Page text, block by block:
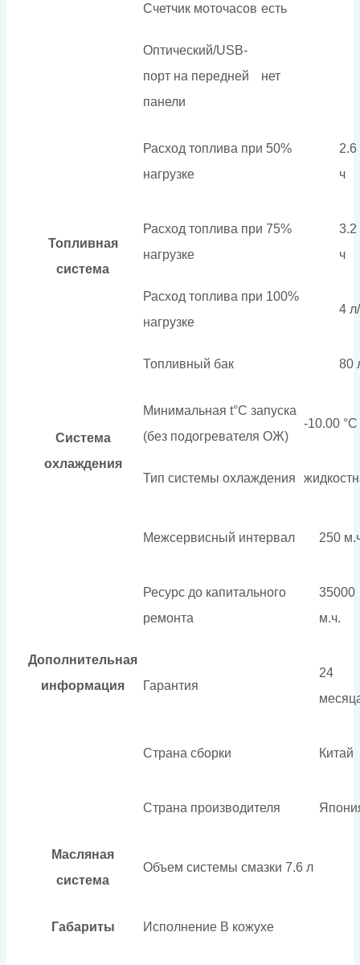
Счетчик моточасов есть
Оптический/USB-
порт на передней
панели
нет
Топливная
система
Расход топлива при 50%
нагрузке
2.6
ч
Расход топлива при 75%
нагрузке
3.2
ч
Расход топлива при 100%
нагрузке
4
Топливный бак 80
Система
охлаждения
Минимальная t°С запуска
(без подогревателя ОЖ)
-10.00 °С
Тип системы охлаждения
Дополнительная
информация
Межсервисный интервал 250
Ресурс до капитального
ремонта
35000
м.ч.
Гарантия
24
Страна сборки Китай
Страна производителя
Масляная
система
Объем системы смазки 7.6 л
Габариты Исполнение В кожухе